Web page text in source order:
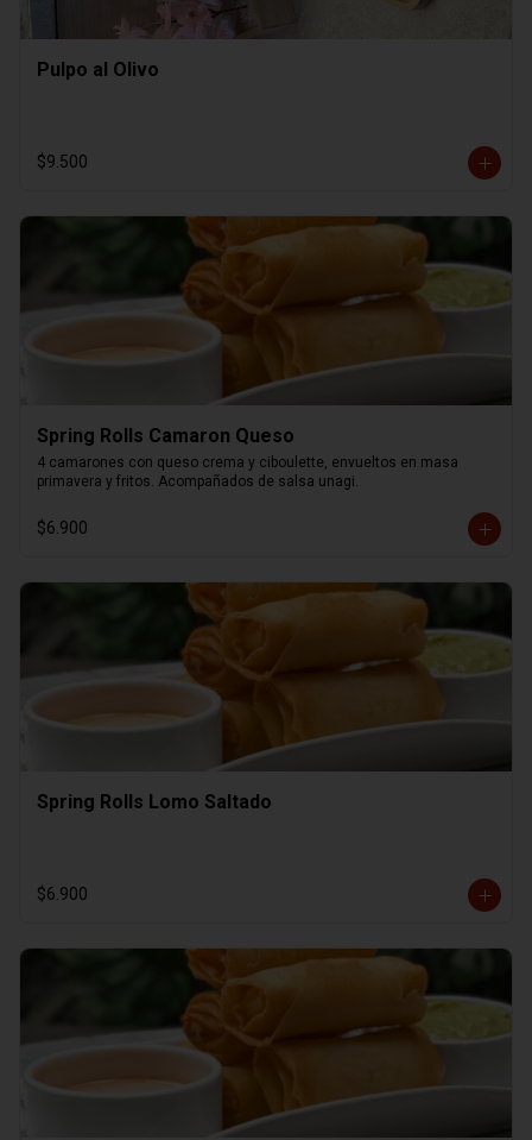
Pulpo al Olivo
$9.500
Spring Rolls Camaron Queso
4 camarones con queso crema y ciboulette, envueltos en masa
primavera y fritos. Acompañados de salsa unagi.
$6.900
Spring Rolls Lomo Saltado
$6.900